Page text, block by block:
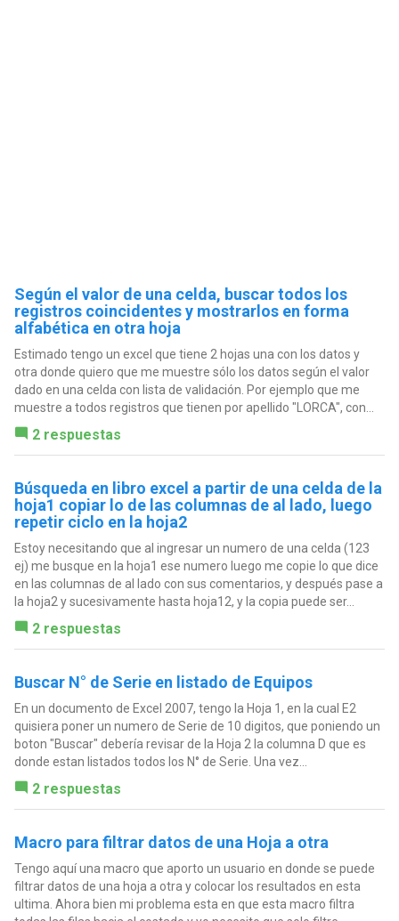
Según el valor de una celda, buscar todos los
registros coincidentes y mostrarlos en forma
alfabética en otra hoja
Estimado tengo un excel que tiene 2 hojas una con los datos y
otra donde quiero que me muestre sólo los datos según el valor
dado en una celda con lista de validación. Por ejemplo que me
muestre a todos registros que tienen por apellido "LORCA", con...
2 respuestas
Búsqueda en libro excel a partir de una celda de la
hoja1 copiar lo de las columnas de al lado, luego
repetir ciclo en la hoja2
Estoy necesitando que al ingresar un numero de una celda (123
ej) me busque en la hoja1 ese numero luego me copie lo que dice
en las columnas de al lado con sus comentarios, y después pase a
la hoja2 y sucesivamente hasta hoja12, y la copia puede ser...
2 respuestas
Buscar N° de Serie en listado de Equipos
En un documento de Excel 2007, tengo la Hoja 1, en la cual E2
quisiera poner un numero de Serie de 10 digitos, que poniendo un
boton "Buscar" debería revisar de la Hoja 2 la columna D que es
donde estan listados todos los N° de Serie. Una vez...
2 respuestas
Macro para filtrar datos de una Hoja a otra
Tengo aquí una macro que aporto un usuario en donde se puede
filtrar datos de una hoja a otra y colocar los resultados en esta
ultima. Ahora bien mi problema esta en que esta macro filtra